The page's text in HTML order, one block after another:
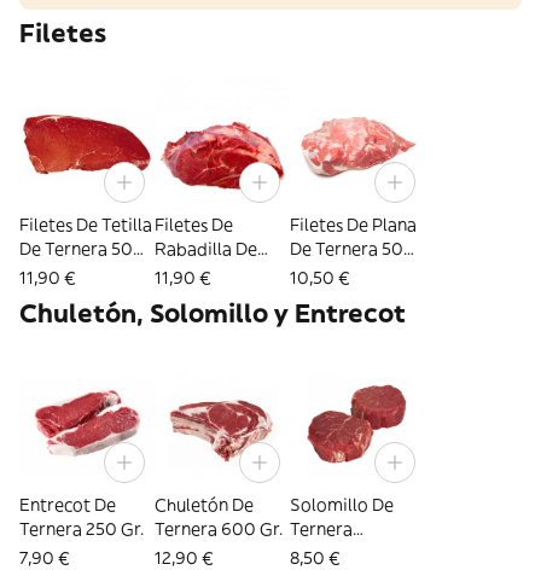
Filetes
Filetes De Tetilla
De Ternera 500
Gr.
11,90 €
Filetes De
Rabadilla De
Ternera 500 Gr.
11,90 €
Filetes De Plana
De Ternera 500
Gr.
10,50 €
Chuletón, Solomillo y Entrecot
Entrecot De
Ternera 250 Gr.
7,90 €
Chuletón De
Ternera 600 Gr.
12,90 €
Solomillo De
Ternera
Medallones 180
8,50 €